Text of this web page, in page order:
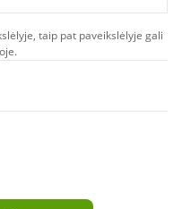
taip pat paveikslėlyje gali